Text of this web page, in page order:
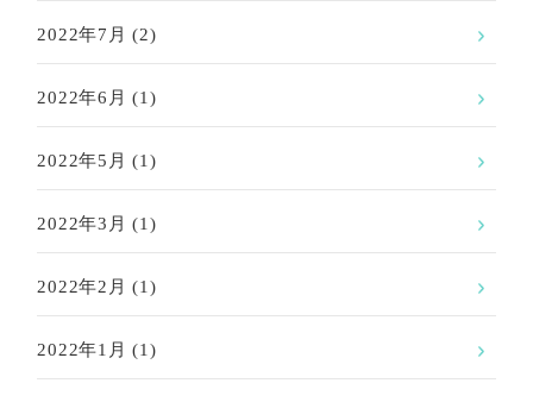
2022年7月 (2)
2022年6月 (1)
2022年5月 (1)
2022年3月 (1)
2022年2月 (1)
2022年1月 (1)